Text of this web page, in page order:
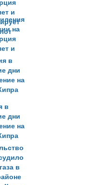
на
и
в
дни
на